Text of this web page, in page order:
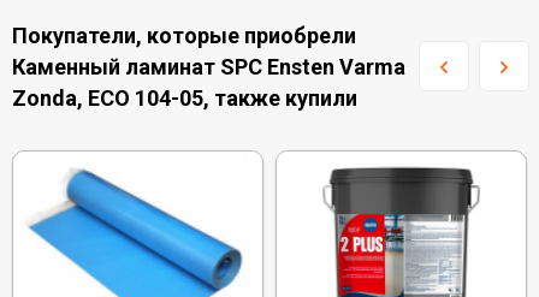
Покупатели, которые приобрели
Каменный ламинат SPC Ensten Varma
Zonda, ECO 104-05, также купили